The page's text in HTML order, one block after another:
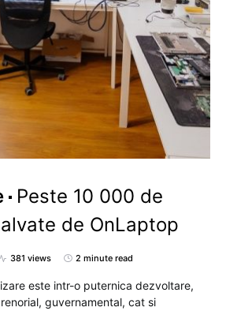
Peste 10 000 de
de OnLaptop
381 views 2 minute read
este intr-o puternica dezvoltare,
guvernamental, cat si